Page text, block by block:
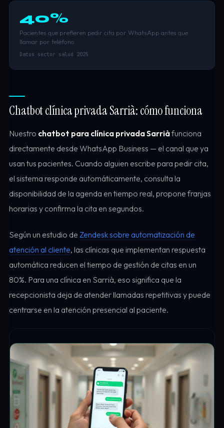
40%
Pacientes que prefieren pedir cita por WhatsApp antes que
llamar por teléfono
Datos sector salud 2025
Chatbot clínica privada Sarrià: cómo funciona
Nuestro chatbot para clínica privada Sarriàfunciona
directamente desde WhatsApp Business — el canal que ya
usan tus pacientes. Cuando alguien escribe para pedir cita,
el sistema responde automáticamente, consulta la
disponibilidad de la agenda en tiempo real, propone franjas
horarias y confirma la cita en segundos.
Según un estudio de Zendesk sobre automatización de
atención al cliente, las clínicas que implementan respuesta
automática reducen el tiempo de gestión de citas en un
80%. Para una clínica en Sarrià, eso significa que la
recepcionista deja de atender llamadas repetitivas y puede
centrarse en la atención presencial al paciente.